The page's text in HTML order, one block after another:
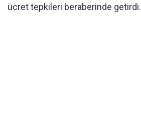
ücret tepkileri beraberinde getirdi.